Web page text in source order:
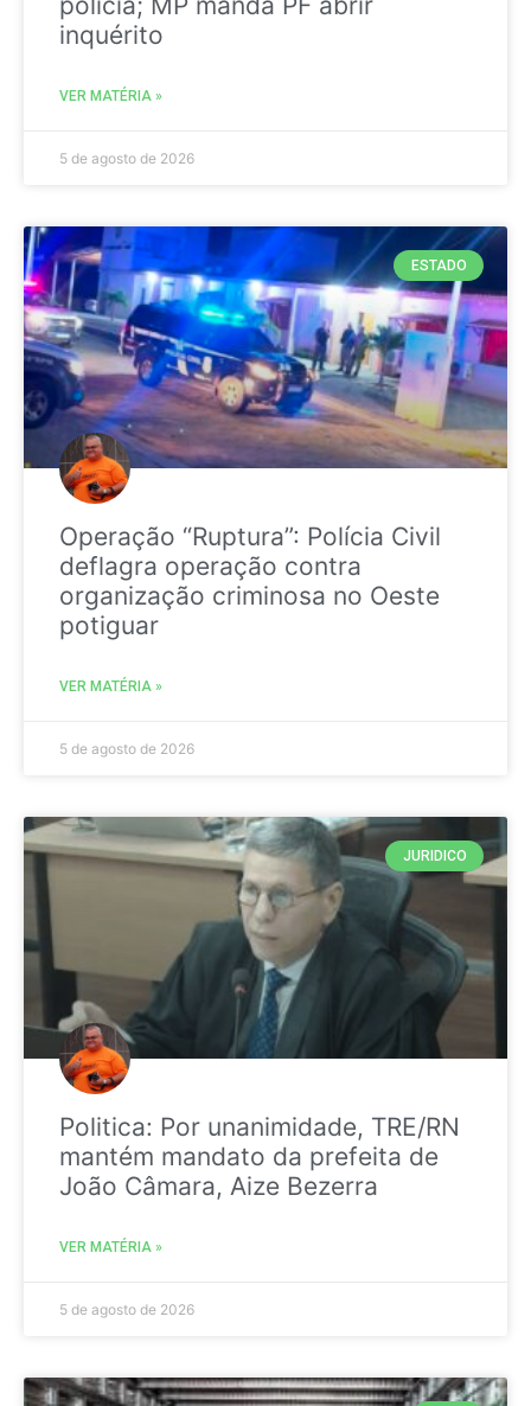
inquérito
VER MATÉRIA »
5 de agosto de 2026
ESTADO
Operação “Ruptura”: Polícia Civil
deflagra operação contra
organização criminosa no Oeste
potiguar
VER MATÉRIA »
5 de agosto de 2026
JURIDICO
Politica: Por unanimidade, TRE/RN
mantém mandato da prefeita de
João Câmara, Aize Bezerra
VER MATÉRIA »
5 de agosto de 2026